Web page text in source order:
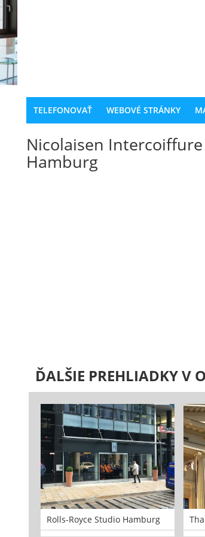
TELEFONOVAŤ WEBOVÉ STRÁNKY
Nicolaisen
Hamburg
ĎALŠIE PREHLIADKY V
Rolls-Royce Studio Hamburg